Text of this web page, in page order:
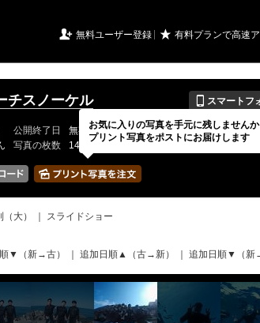
 無料ユーザー登録 ★ 有料プランで高速
チスノーケル 📱 スマートフ
公開終了日 無期限 イベントの期間
---
写真の枚数 14 / 2000枚
大）
スライドショー
▼（新→古） 追加日順▲（古→新） 追加日順▼（新
お気に入りの写真を手元に残しませんか
プリント写真をポストにお届けします